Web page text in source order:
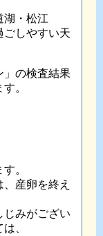
湖・松江
しやすい天
の検査結果
。
。
産卵を終え
みがござい
、